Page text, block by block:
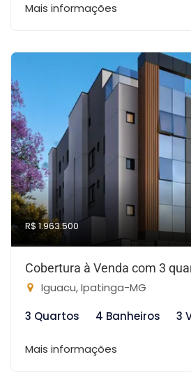
Mais informações
R$ 1.963.500
Cobertura à Venda com 3
Iguacu, Ipatinga-MG
3 Quartos
4 Banheiros 3
Mais informações